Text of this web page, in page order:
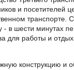
и посетителей
транспорте.
- в шести минутах
для работы и
конструкцию и